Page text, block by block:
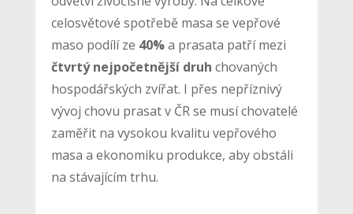
celosvětové spotřebě masa se vepřové
maso podílí ze 40%a prasata patří mezi
čtvrtý nejpočetnější druh chovaných
hospodářských zvířat. I přes nepříznivý
vývoj chovu prasat v ČR se musí chovatelé
zaměřit na vysokou kvalitu vepřového
masa a ekonomiku produkce, aby obstáli
na stávajícím trhu.